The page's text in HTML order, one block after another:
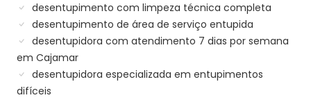
desentupimento com limpeza técnica completa
desentupimento de área de serviço entupida
desentupidora com atendimento 7 dias por semana
em Cajamar
desentupidora especializada em entupimentos
difíceis